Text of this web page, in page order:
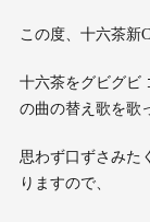
この度、十六茶新
十六茶をグビグビ
の曲の替え歌を歌
思わず口ずさみた
りますので、